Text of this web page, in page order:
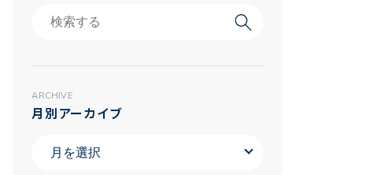
ARCHIVE
月別アーカイブ